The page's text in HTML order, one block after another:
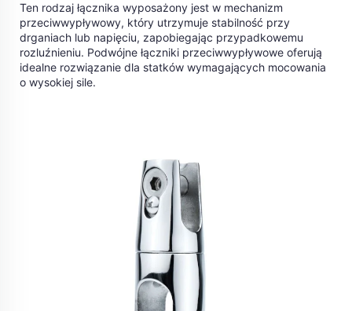
Ten rodzaj łącznika wyposażony jest w mechanizm
przeciwwypływowy, który utrzymuje stabilność przy
drganiach lub napięciu, zapobiegając przypadkowemu
rozluźnieniu. Podwójne łączniki przeciwwypływowe oferują
idealne rozwiązanie dla statków wymagających mocowania
o wysokiej sile.